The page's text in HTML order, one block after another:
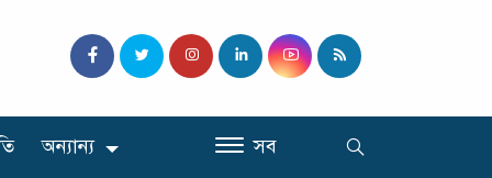
অন্যান্য সব